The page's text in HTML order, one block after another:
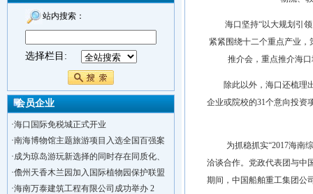
站内搜索：
选择栏目:
会员企业
·海口国际免税城正式开业
·南海博物馆主题旅游项目入选全国百强案
·成为琼岛游玩新选择的同时存在同质化、
·儋州天香木兰园加入国际植物园保护联盟
·海南万泰建筑工程有限公司成功举办 2
海口坚持“以大规划引领
紧紧围绕十二个重点产业，
推介会，重点推介海
除此以外，海口还梳理出
企业或院校的31个意向投资
为抓稳抓实“2017海南综
洽谈合作。党政代表团与中
期间，中国船舶重工集团公